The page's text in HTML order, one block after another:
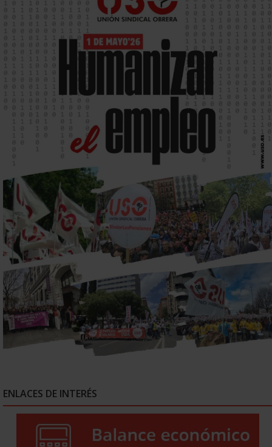
ENLACES DE INTERÉS